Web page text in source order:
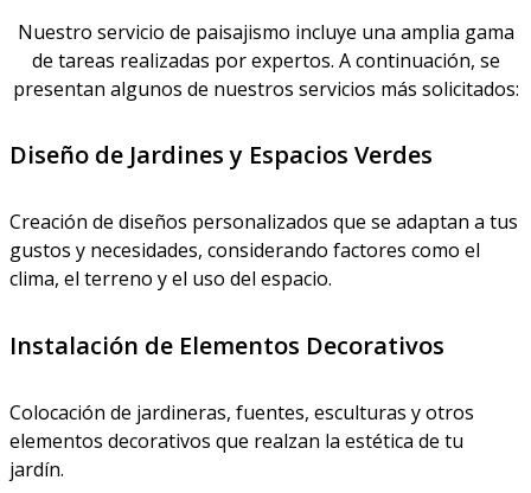
Nuestro servicio de paisajismo incluye una amplia gama
de tareas realizadas por expertos. A continuación, se
presentan algunos de nuestros servicios más solicitados:
Diseño de Jardines y Espacios Verdes
Creación de diseños personalizados que se adaptan a tus
gustos y necesidades, considerando factores como el
clima, el terreno y el uso del espacio.
Instalación de Elementos Decorativos
Colocación de jardineras, fuentes, esculturas y otros
elementos decorativos que realzan la estética de tu
jardín.